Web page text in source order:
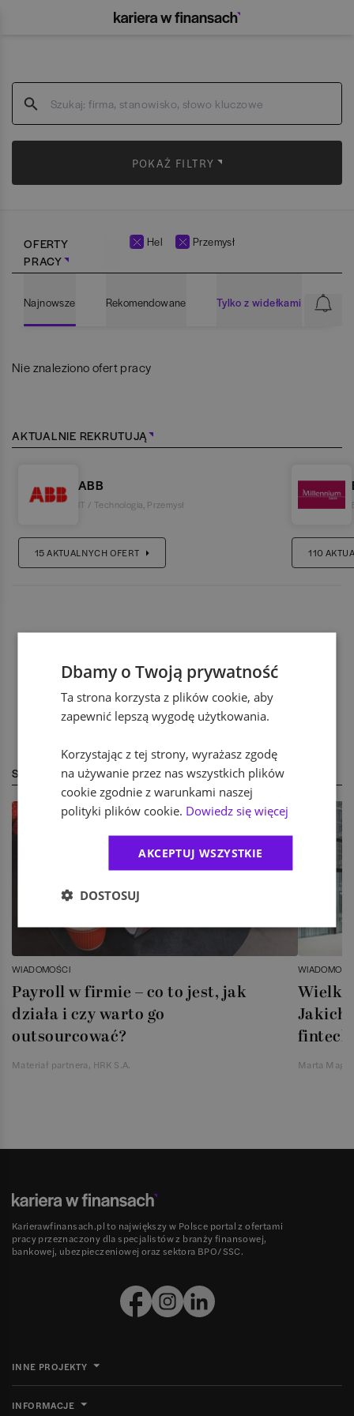
POKAŻ FILTRY
OFERTY
PRACY
Hel Przemysł
Najnowsze Rekomendowane Tylko z widełkami
Nie znaleziono ofert pracy
AKTUALNIE REKRUTUJĄ
ABB
IT / Technologia Przemysł
15AKTUALNYCH OFERT 110
STREFA EKSPERTA
WIADOMOŚCI
Payroll w firmie – co to jest, jak
działa i czy warto go
outsourcować?
Materiał partnera, HRK S.A.
Jakich
Marta
Karierawfinansach.pl to największy w Polsce portal z ofertami
pracy przeznaczony dla specjalistów z branży finansowej,
bankowej, ubezpieczeniowej oraz sektora BPO/SSC.
INNE PROJEKTY
INFORMACJE
Dbamy o Twoją prywatność
Ta strona korzysta z plików cookie, aby
zapewnić lepszą wygodę użytkowania.
Korzystając z tej strony, wyrażasz zgodę
na używanie przez nas wszystkich plików
cookie zgodnie z warunkami naszej
polityki plików cookie. Dowiedz się więcej
AKCEPTUJ WSZYSTKIE
DOSTOSUJ